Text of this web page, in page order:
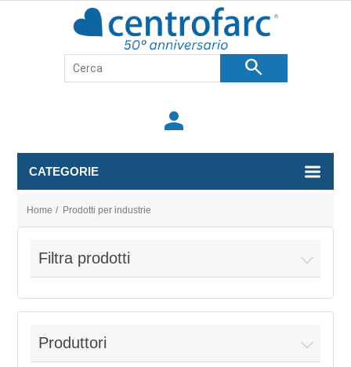
search
person
CATEGORIE
Home / Prodotti per industrie
Filtra prodotti
Produttori